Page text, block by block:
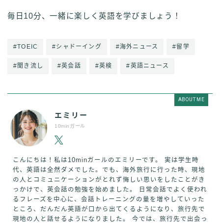
毎日10分、一緒に楽しく英語を学びましょう！
#TOEIC #シャドーイング #海外ニュース #留学
#聞き流し #英会話 #英検 #英語ニュース
ABOUT ME
エミリー
10minガール
こんにちは！私は10minガールのエミリーです。 実は学生時
代、英語は全然ダメでした。でも、海外旅行に行った時、現地
の人とコミュニケーションがとれず悔しい思いをしたことがき
っかけで、英会話の勉強を始めました。 日常会話でよく使われ
るフレーズを中心に、会話トレーニングの量を増やしていった
ところ、だんだん英語が口から出てくるようになり、旅行先で
現地の人と話せるようになりました。 今では、旅行先で出会っ